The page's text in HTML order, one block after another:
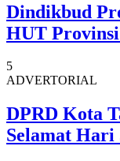
Dindikbud
HUT
5
ADVERTORIAL
DPRD Kota
Selamat Hari